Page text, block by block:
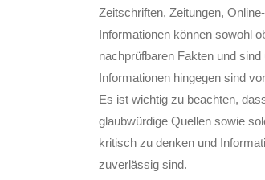
Zeitschriften, Zeitungen,
Informationen können sowohl
nachprüfbaren Fakten und
Informationen hingegen sind
Es ist wichtig zu beachten,
glaubwürdige Quellen sowie
kritisch zu denken und
zuverlässig sind.